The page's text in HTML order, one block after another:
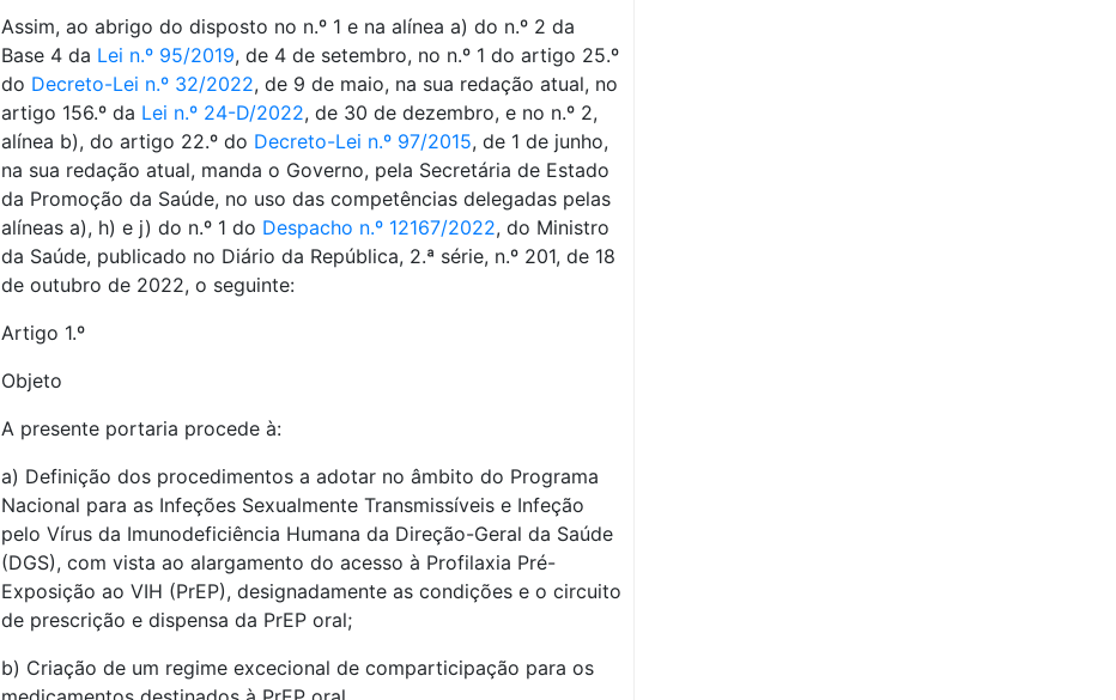
Assim, ao abrigo do disposto no n.º 1 e na alínea a) do n.º 2 da
Base 4 da Lei n.º 95/2019, de 4 de setembro, no n.º 1 do artigo 25.º
do Decreto-Lei n.º 32/2022, de 9 de maio, na sua redação atual, no
artigo 156.º da Lei n.º 24-D/2022, de 30 de dezembro, e no n.º 2,
alínea b), do artigo 22.º do Decreto-Lei n.º 97/2015, de 1 de junho,
na sua redação atual, manda o Governo, pela Secretária de Estado
da Promoção da Saúde, no uso das competências delegadas pelas
alíneas a), h) e j) do n.º 1 do Despacho n.º 12167/2022, do Ministro
da Saúde, publicado no Diário da República, 2.ª série, n.º 201, de 18
de outubro de 2022, o seguinte:
Artigo 1.º
Objeto
A presente portaria procede à:
a) Definição dos procedimentos a adotar no âmbito do Programa
Nacional para as Infeções Sexualmente Transmissíveis e Infeção
pelo Vírus da Imunodeficiência Humana da Direção-Geral da Saúde
(DGS), com vista ao alargamento do acesso à Profilaxia Pré-
Exposição ao VIH (PrEP), designadamente as condições e o circuito
de prescrição e dispensa da PrEP oral;
b) Criação de um regime excecional de comparticipação para os